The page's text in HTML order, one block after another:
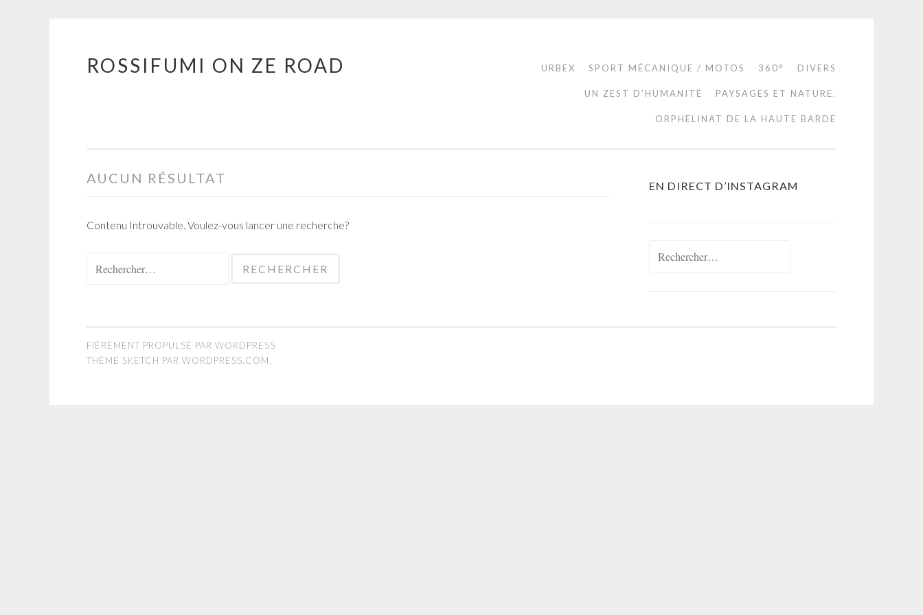
Aller
ROSSIFUMI ON ZE ROAD URBEX SPORT MÉCANIQUE / MOTOS 360° DIVERS
UN ZEST D’HUMANITÉ PAYSAGES ET NATURE.
ORPHELINAT DE LA HAUTE BARDE
AUCUN RÉSULTAT
Contenu Introuvable. Voulez-vous lancer une recherche?
EN DIRECT D’INSTAGRAM
FIÈREMENT PROPULSÉ PAR WORDPRESS
THÈME SKETCH PAR WORDPRESS.COM